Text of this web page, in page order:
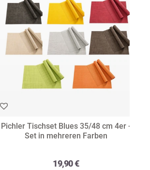
Pichler Tischset Blues 35/48 cm 4er -
Set in mehreren Farben
19,90 €